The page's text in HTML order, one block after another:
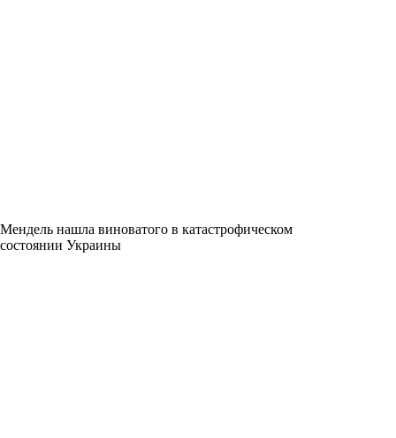
Мендель нашла виноватого в катастрофическом
состоянии Украины